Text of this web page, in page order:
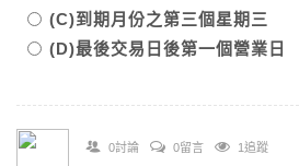
(C)到期月份之第三個星期三
(D)最後交易日後第一個營業日
0討論 0留言 1追蹤